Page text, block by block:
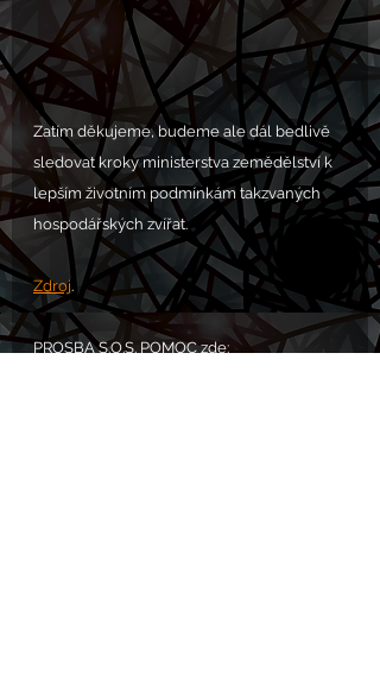
Zatím děkujeme, budeme ale dál bedlivě
sledovat kroky ministerstva zemědělství k
lepším životním podmínkám takzvaných
hospodářských zvířat.
Zdroj.
PROSBA S.O.S. POMOC zde: